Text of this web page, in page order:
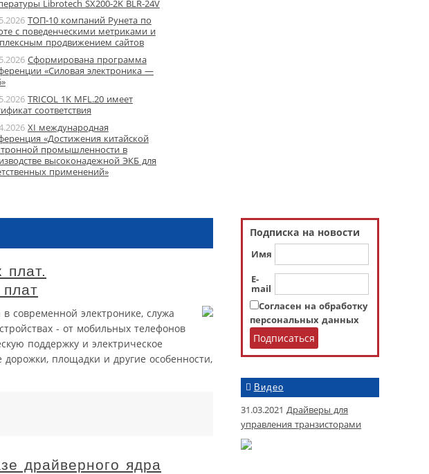
Librotech SX200-2K BLR-24V
ТОП-10 компаний Рунета по
с поведенческими метриками и
продвижением сайтов
Сформирована программа
«Силовая электроника —
TRICOL 1K MFL.20 имеет
соответствия
XI международная
«Достижения китайской
промышленности в
высоконадежной ЭКБ для
применений»
Подписка на новости
Имя
E-
mail
Согласен на обработку
персональных данных
Видео
31.03.2021 Драйверы для
управления транзисторами
плат.
современной электронике, служа
- от мобильных телефонов
поддержку и электрическое
площадки и другие особенности,
драйверного ядра